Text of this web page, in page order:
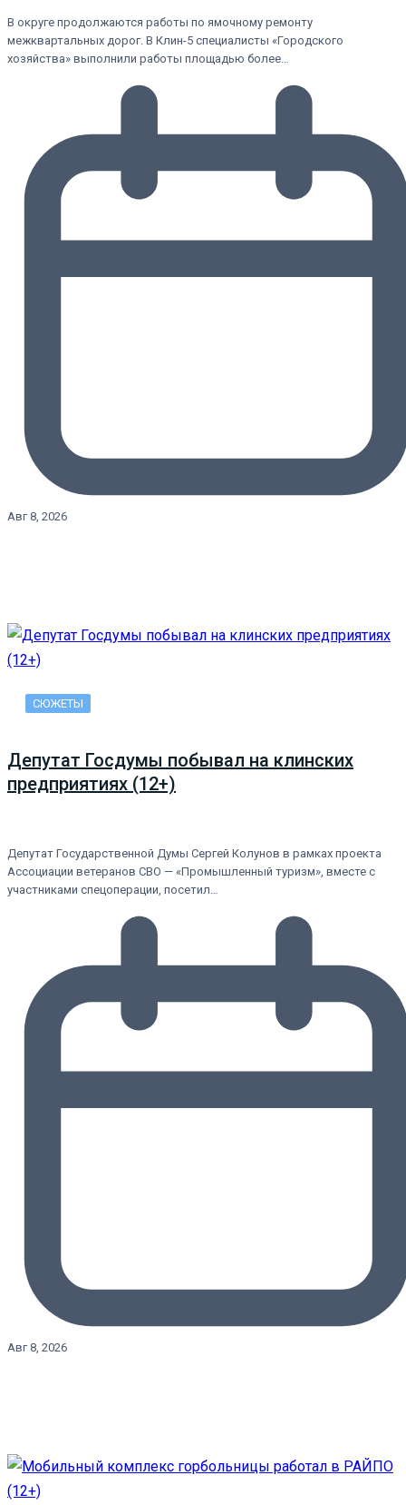
В округе продолжаются работы по ямочному ремонту
межквартальных дорог. В Клин-5 специалисты «Городского
хозяйства» выполнили работы площадью более…
Авг 8, 2026
СЮЖЕТЫ
Депутат Госдумы побывал на клинских
предприятиях (12+)
Депутат Государственной Думы Сергей Колунов в рамках проекта
Ассоциации ветеранов СВО — «Промышленный туризм», вместе с
участниками спецоперации, посетил…
Авг 8, 2026